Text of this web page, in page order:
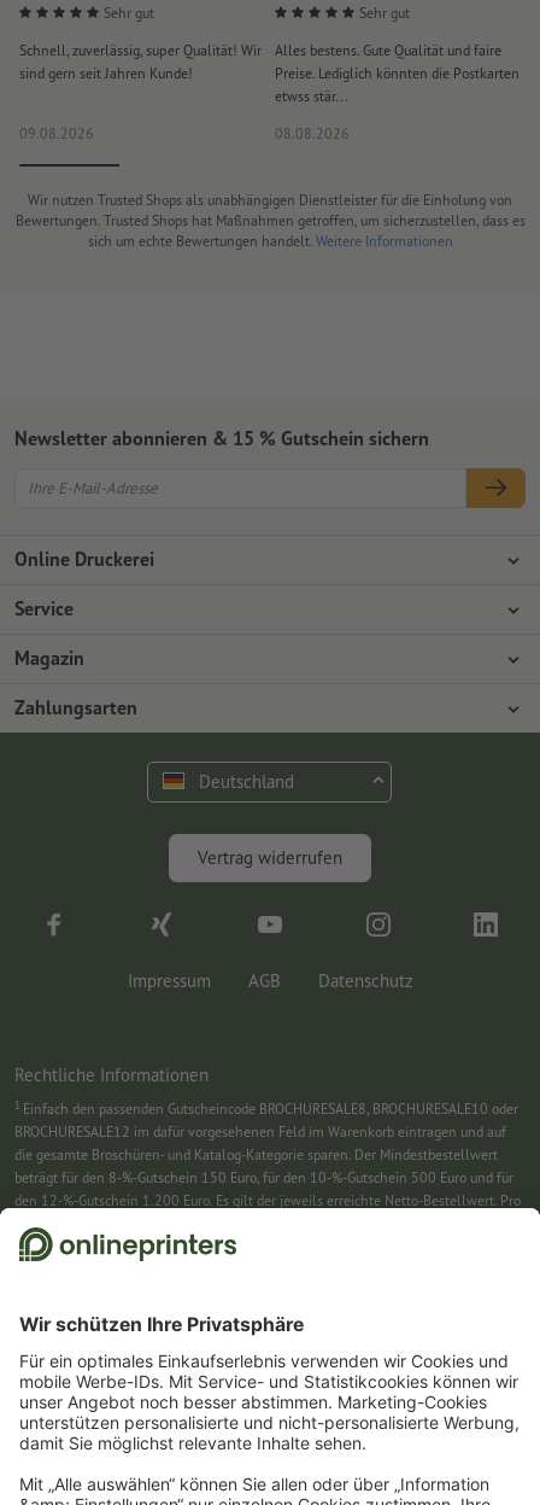
Sehr gut
Schnell, zuverlässig, super Qualität! Wir
sind gern seit Jahren Kunde!
09.08.2026
Sehr gut
Alles bestens. Gute Qualität und faire
Preise. Lediglich könnten die Postkarten
etwss stär...
08.08.2026
Wir nutzen Trusted Shops als unabhängigen Dienstleister für die Einholung von
Bewertungen. Trusted Shops hat Maßnahmen getroffen, um sicherzustellen, dass es
sich um echte Bewertungen handelt. Weitere Informationen
Online Druckerei
Über Onlineprinters
Presse
Umweltschutz
Service
Zahlungsarten
Versand
Magazin
Design
Zahlungsarten
Newsletter abonnieren & 15 % Gutschein sichern
Deutschland
Vertrag widerrufen
Impressum AGB Datenschutz
Rechtliche Informationen
1 Einfach den passenden Gutscheincode BROCHURESALE8, BROCHURESALE10 oder
BROCHURESALE12 im dafür vorgesehenen Feld im Warenkorb eintragen und auf
die gesamte Broschüren- und Katalog-Kategorie sparen. Der Mindestbestellwert
beträgt für den 8-%-Gutschein 150 Euro, für den 10-%-Gutschein 500 Euro und für
den 12-%-Gutschein 1.200 Euro. Es gilt der jeweils erreichte Netto-Bestellwert. Pro
Bestellung ist nur ein Gutscheincode einlösbar. Mehrfach einlösbar. Keine
Barauszahlung. Nicht mit weiteren Aktionen kombinierbar. Die Aktion gilt bis
einen Klick bestätigen. Erst dann senden wir Ihnen den Rabattcode und künftig
unseren Newsletter zu. Natürlich können Sie sich jederzeit swieder abmelden.
Maximale Höhe des Rabatts: 150 € des Bestellwerts (netto). Einmalig einlösbar.
Kein Mindestbestellwert. Keine Barauszahlung. Nicht mit weiteren Aktionen oder
Gutscheincodes kombinierbar.Der Gutschein ist nach Erhalt sechs Wochen gültig.
Warenkorb eintragen und auf ausgewählte Produkte sparen. Kein